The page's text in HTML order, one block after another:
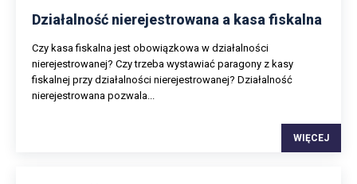
Działalność nierejestrowana a kasa fiskalna
Czy kasa fiskalna jest obowiązkowa w działalności
nierejestrowanej? Czy trzeba wystawiać paragony z kasy
fiskalnej przy działalności nierejestrowanej? Działalność
nierejestrowana pozwala...
WIĘCEJ